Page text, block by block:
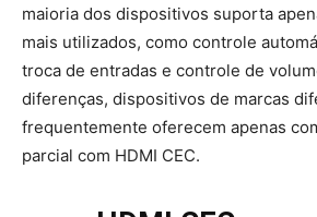
maioria dos dispositivos suporta
mais utilizados, como controle
troca de entradas e controle de
diferenças, dispositivos de marcas
frequentemente oferecem apenas
parcial com HDMI CEC.